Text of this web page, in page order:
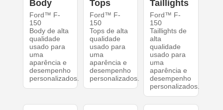
Body
Ford™ F-
150
Body de alta
qualidade
usado para
uma
aparência e
desempenho
personalizados.
Tops
Ford™ F-
150
Tops de alta
qualidade
usado para
uma
aparência e
desempenho
personalizados.
Taillights
Ford™ F-
150
Taillights de
alta
qualidade
usado para
uma
aparência e
desempenho
personalizados.